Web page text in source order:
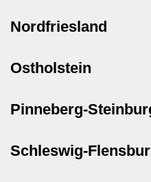
Nordfriesland
Ostholstein
Pinneberg-
Schleswig-